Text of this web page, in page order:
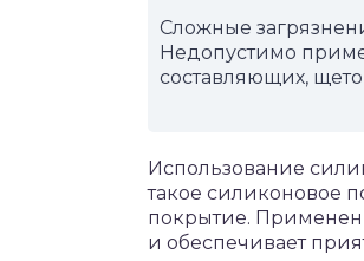
Сложные
Недопустимо
составляющих,
Использование
такое силиконовое
покрытие.
и обеспечивает